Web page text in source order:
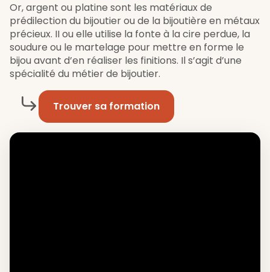
Or, argent ou platine sont les matériaux de
prédilection du bijoutier ou de la bijoutière en métaux
précieux. II ou elle utilise la fonte à la cire perdue, la
soudure ou le martelage pour mettre en forme le
bijou avant d’en réaliser les finitions. Il s’agit d’une
spécialité du métier de bijoutier.
Trouver sa formation